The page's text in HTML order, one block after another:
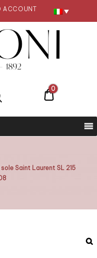
ACCOUNT
€0
0
Saint Laurent SL 215